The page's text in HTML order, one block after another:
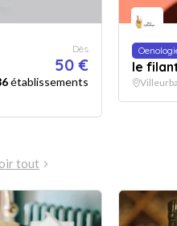
Dès
50 €
établissements
le
tout